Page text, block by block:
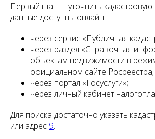
Первый шаг — уточнить кадастровую
данные доступны онлайн:
через сервис «Публичная
через раздел «Справочная
объектам недвижимости в
официальном сайте Росреестра;
через портал «Госуслуги»;
через личный кабинет
Для поиска достаточно указать
или адрес 9.